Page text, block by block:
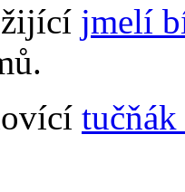
žijící jmelí